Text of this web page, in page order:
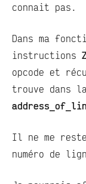
connait pas.
Dans ma
instructions
opcode et
trouve dans
Il ne me reste
numéro de